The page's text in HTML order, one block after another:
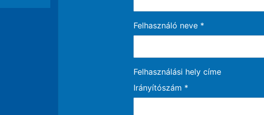
Felhasználó neve *
Felhasználási hely címe
Irányítószám *